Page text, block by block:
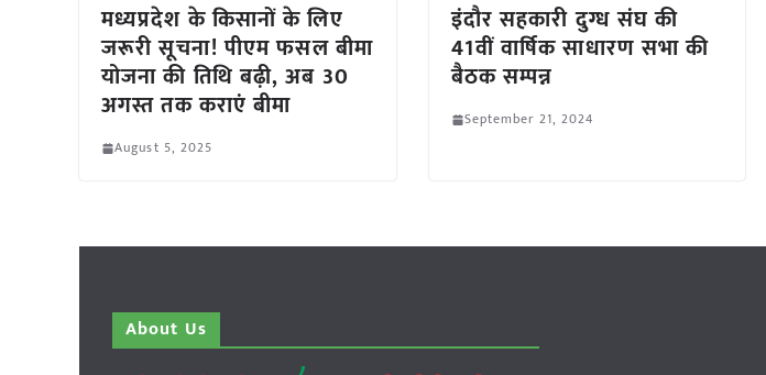
मध्यप्रदेश के किसानों के लिए
जरूरी सूचना! पीएम फसल बीमा
योजना की तिथि बढ़ी, अब 30
अगस्त तक कराएं बीमा
August 5, 2025
इंदौर सहकारी दुग्ध संघ की
41वीं वार्षिक साधारण सभा की
बैठक सम्पन्न
September 21, 2024
About Us